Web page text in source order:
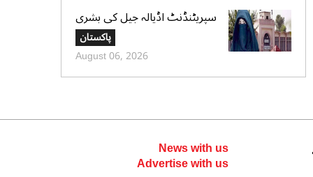
سپریٹنڈنٹ اڈیالہ جیل کی بشری
بی بی کی قیدِ تنہائی اور امتیازی
سلوک کے الزامات کی تردید،
تحریری جواب جمع کرادیا
پاکستان
August 06, 2026
News with us
Advertise with us